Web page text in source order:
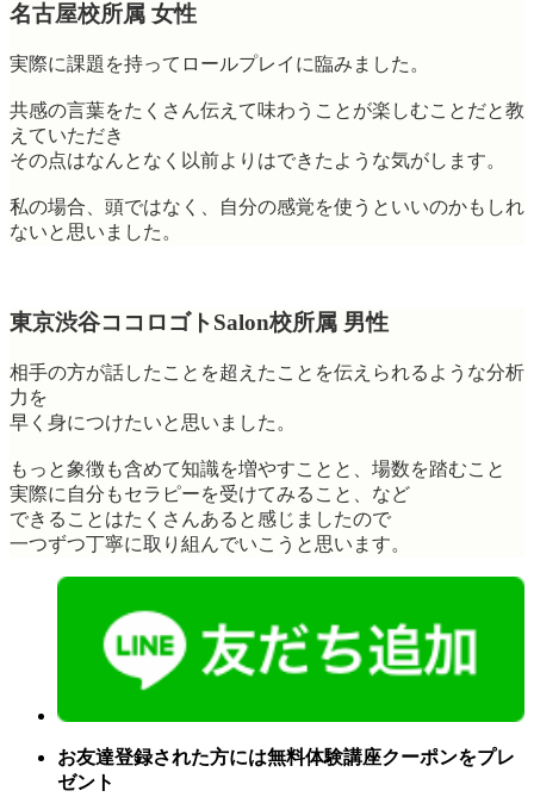
名古屋校所属 女性
実際に課題を持ってロールプレイに臨みました。
共感の言葉をたくさん伝えて味わうことが楽しむことだと教
えていただき
その点はなんとなく以前よりはできたような気がします。
私の場合、頭ではなく、自分の感覚を使うといいのかもしれ
ないと思いました。
東京渋谷ココロゴトSalon校所属 男性
相手の方が話したことを超えたことを伝えられるような分析
力を
早く身につけたいと思いました。
もっと象徴も含めて知識を増やすことと、場数を踏むこと
実際に自分もセラピーを受けてみること、など
できることはたくさんあると感じましたので
一つずつ丁寧に取り組んでいこうと思います。
お友達登録された方には無料体験講座クーポンをプレ
ゼント